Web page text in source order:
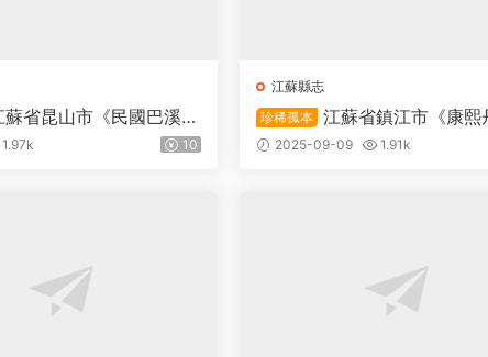
蘇省昆山市《民國巴溪
朱保熙纂PDF高清電子
1.97k 10
江蘇縣志
珍稀孤本 江蘇省鎮江市《康熙
志》五卷PDF高清電子版下載
2025-09-09 1.91k